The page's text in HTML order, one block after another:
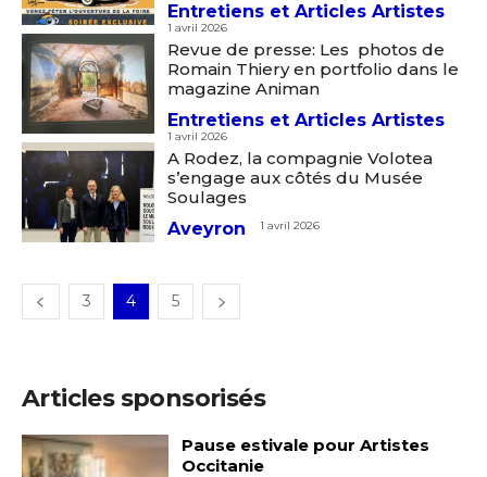
* Champ obligatoire
Statut / Organisation
J'accepte les
* Champ obligatoire
Entretiens et Articles Artistes
1 avril 2026
Revue de presse: Les photos de
Romain Thiery en portfolio dans le
magazine Animan
Entretiens et Articles Artistes
1 avril 2026
A Rodez, la compagnie Volotea
s’engage aux côtés du Musée
Soulages
Aveyron
1 avril 2026
3 4 5
Articles sponsorisés
Pause estivale pour Artistes
Occitanie